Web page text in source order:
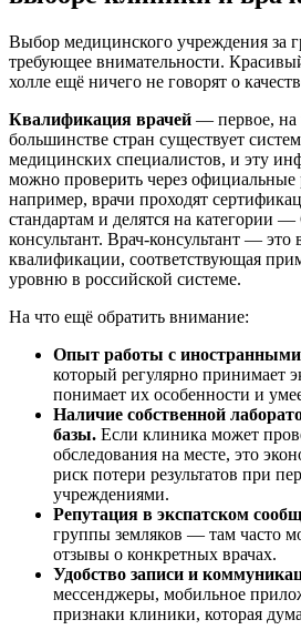
Выбор медицинского учреждения за
требующее внимательности.
холле ещё ничего не говорят о
Квалификация врачей — первое, на
большинстве стран существует
медицинских специалистов, и эту
можно проверить через
например, врачи проходят
стандартам и делятся на категории —
консультант. Врач-консультант — это
квалификации, соответствующая
уровню в российской системе.
На что ещё обратить внимание:
Опыт работы с
который регулярно принимает
понимает их особенности и
Наличие собственной
базы. Если клиника может
обследования на месте, это
риск потери результатов при
учреждениями.
Репутация в экспатском
группы земляков — там часто
отзывы о конкретных врачах.
Удобство записи и
мессенджеры, мобильное
признаки клиники, которая